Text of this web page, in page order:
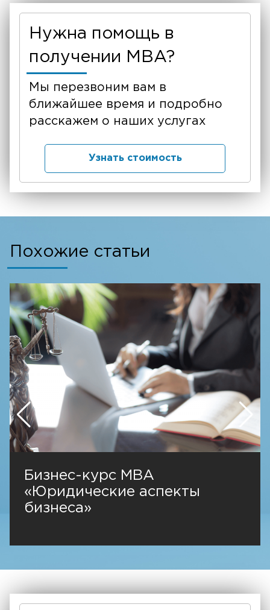
Нужна помощь в
получении MBA?
Мы перезвоним вам в
ближайшее время и подробно
расскажем о наших услугах
Узнать стоимость
Похожие статьи
Бизнес-курс MBA
«Юридические аспекты
бизнеса»